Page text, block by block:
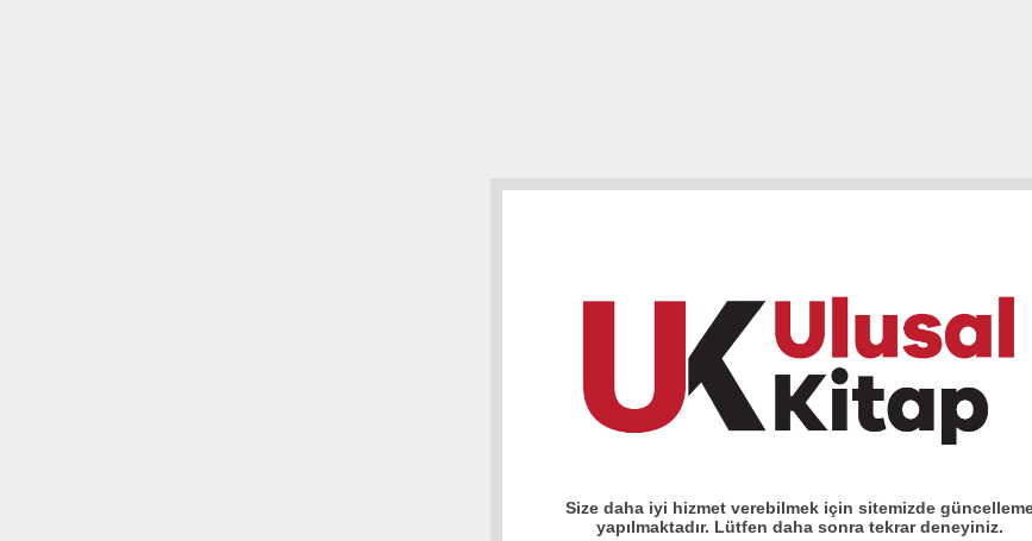
Size daha iyi hizmet verebilmek için sitemizde
yapılmaktadır. Lütfen daha sonra tekrar deneyiniz.